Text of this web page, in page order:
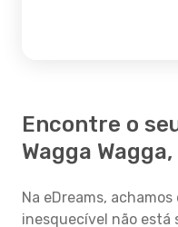
Encontre o
Wagga Wagga,
Na eDreams,
inesquecível não está